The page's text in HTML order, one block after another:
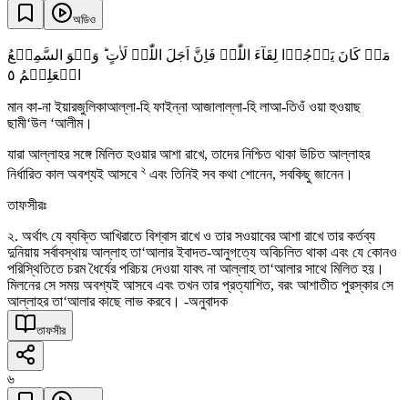
অডিও
مَنۡ کَانَ یَرۡجُوۡا لِقَآءَ اللّٰہِ فَاِنَّ اَجَلَ اللّٰہِ لَاٰتٍ ؕ وَہُوَ السَّمِیۡعُ
الۡعَلِیۡمُ ٥
মান কা-না ইয়ারজুলিকাআল্লা-হি ফাইন্না আজালাল্লা-হি লাআ-তিওঁ ওয়া হুওয়াছ
ছামী‘উল ‘আলীম।
যারা আল্লাহর সঙ্গে মিলিত হওয়ার আশা রাখে, তাদের নিশ্চিত থাকা উচিত আল্লাহর
নির্ধারিত কাল অবশ্যই আসবে ২ এবং তিনিই সব কথা শোনেন, সবকিছু জানেন।
তাফসীরঃ
২. অর্থাৎ যে ব্যক্তি আখিরাতে বিশ্বাস রাখে ও তার সওয়াবের আশা রাখে তার কর্তব্য
দুনিয়ায় সর্বাবস্থায় আল্লাহ তা‘আলার ইবাদত-আনুগত্যে অবিচলিত থাকা এবং যে কোনও
পরিস্থিতিতে চরম ধৈর্যের পরিচয় দেওয়া যাবৎ না আল্লাহ তা‘আলার সাথে মিলিত হয়।
মিলনের সে সময় অবশ্যই আসবে এবং তখন তার প্রত্যাশিত, বরং আশাতীত পুরস্কার সে
আল্লাহর তা‘আলার কাছে লাভ করবে। -অনুবাদক
তাফসীর
৬